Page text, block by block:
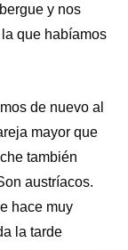
y nos
que habíamos
de nuevo al
mayor que
también
austríacos.
hace muy
la tarde